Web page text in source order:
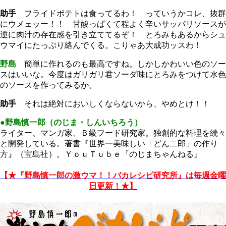
助手 フライドポテトは食ってるわ！ っていうかコレ、抜群
にウメェッー！！ 甘酸っぱくて程よく辛いサッパリソースが
逆に肉汁の存在感を引き立ててるぞ！ とろみもあるからシュ
ウマイにたっぷり絡んでくる。こりゃあ大成功ッスわ！
野島 簡単に作れるのも最高ですね。しかしかわいい色のソー
スはいいな。今度はガリガリ君ソーダ味にとろみをつけて水色
のソースを作ってみるか。
助手 それは絶対においしくならないから、やめとけ！！
●野島慎一郎（のじま・しんいちろう）
ライター、マンガ家、Ｂ級フード研究家。独創的な料理を続々
と開発している。著書『世界一美味しい「どん二郎」の作り
方』（宝島社）。ＹｏｕＴｕｂｅ『のじまちゃんねる』
【★『野島慎一郎の激ウマ！！バカレシピ研究所』は毎週金曜
日更新！★】